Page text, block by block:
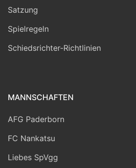
Satzung
Spielregeln
Schiedsrichter-Richtlinien
MANNSCHAFTEN
AFG Paderborn
FC Nankatsu
Liebes SpVgg